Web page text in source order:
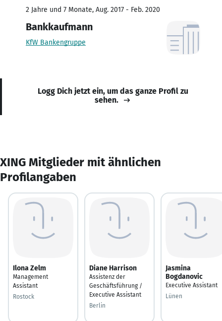
2 Jahre und 7 Monate, Aug. 2017 - Feb. 2020
Bankkaufmann
KfW Bankengruppe
Logg Dich jetzt ein, um das ganze Profil zu
sehen.
XING Mitglieder mit ähnlichen
Profilangaben
Ilona Zelm
Management
Assistant
Rostock
Diane Harrison
Assistenz der
Geschäftsführung /
Executive Assistant
Berlin
Jasmina
Bogdanovic
Executive Assistant
Lünen